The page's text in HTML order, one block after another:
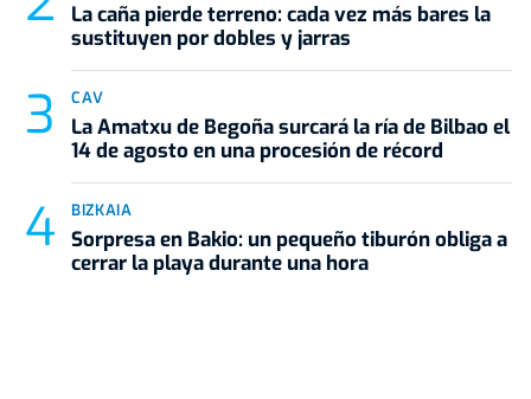
La caña pierde terreno: cada vez más bares la
sustituyen por dobles y jarras
CAV
La Amatxu de Begoña surcará la ría de Bilbao el
14 de agosto en una procesión de récord
BIZKAIA
Sorpresa en Bakio: un pequeño tiburón obliga a
cerrar la playa durante una hora